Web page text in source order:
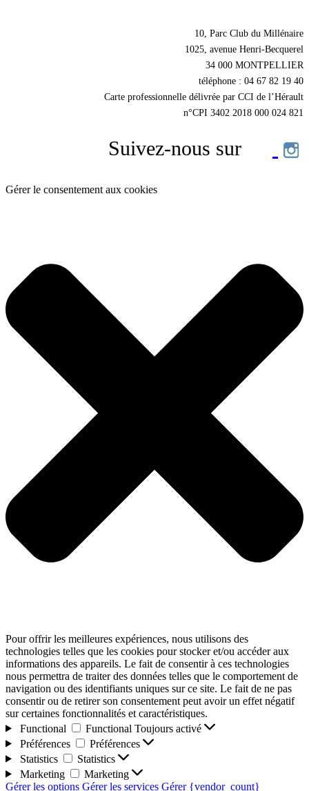
10, Parc Club du Millénaire
1025, avenue Henri-Becquerel
34 000 MONTPELLIER
téléphone : 04 67 82 19 40
Carte professionnelle délivrée par CCI de l’Hérault
n°CPI 3402 2018 000 024 821
Suivez-nous sur
Gérer le consentement aux cookies
Pour offrir les meilleures expériences, nous utilisons des
technologies telles que les cookies pour stocker et/ou accéder aux
informations des appareils. Le fait de consentir à ces technologies
nous permettra de traiter des données telles que le comportement de
navigation ou des identifiants uniques sur ce site. Le fait de ne pas
consentir ou de retirer son consentement peut avoir un effet négatif
sur certaines fonctionnalités et caractéristiques.
Functional
Functional Toujours activé
Préférences
Préférences
Statistics
Statistics
Marketing
Marketing
Gérer les options Gérer les services Gérer {vendor_count}